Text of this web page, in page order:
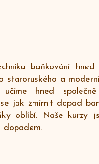
baňkování hned
staroruského a
učíme hned
jak zmírnit dopad
oblíbí. Naše kurzy
dopadem.